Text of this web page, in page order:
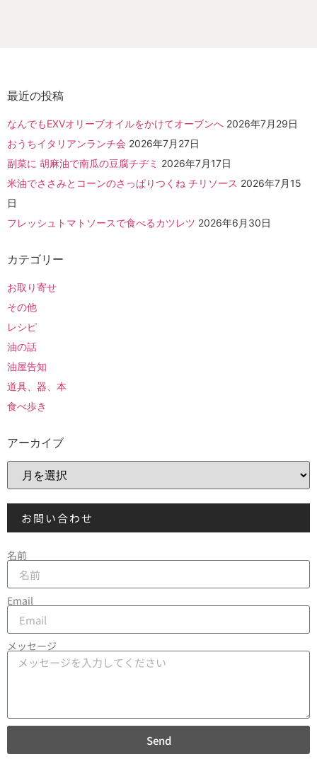
最近の投稿
なんでもEXVオリーブオイルをかけてオーブンへ 2026年7月29日
おうちイタリアンランチ会 2026年7月27日
副菜に 胡麻油で南瓜の豆腐チヂミ 2026年7月17日
米油でささみとコーンのさっぱりつくね チリソース 2026年7月15
日
フレッシュトマトソースで食べるカツレツ 2026年6月30日
カテゴリー
お取り寄せ
その他
レシピ
油の話
油屋告知
道具、器、本
食べ歩き
アーカイブ
お問い合わせ
名前
Email
メッセージ
Send